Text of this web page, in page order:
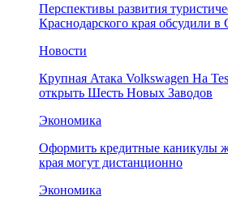
Перспективы развития
Краснодарского края обсудили в
Новости
Крупная Атака Volkswagen На
открыть Шесть Новых Заводов
Экономика
Оформить кредитные каникулы
края могут дистанционно
Экономика